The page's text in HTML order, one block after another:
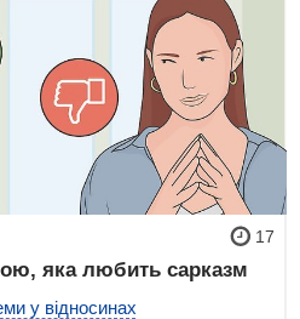
17
яка любить сарказм
у відносинах